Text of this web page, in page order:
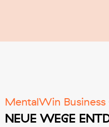
MentalWin Business
NEUE WEGE